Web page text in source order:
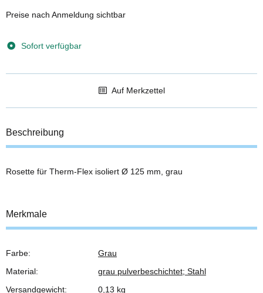
Preise nach Anmeldung sichtbar
Sofort verfügbar
Auf Merkzettel
Beschreibung
Rosette für Therm-Flex isoliert Ø 125 mm, grau
Merkmale
Produkteigenschaft
Wert
Farbe:
Grau
Material:
grau pulverbeschichtet; Stahl
Versandgewicht:
0,13 kg